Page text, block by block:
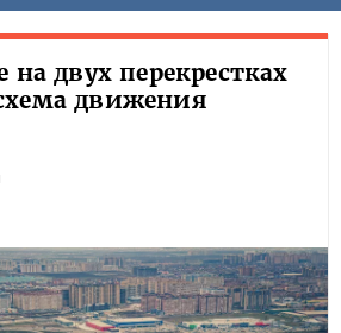
на двух перекрестках
движения